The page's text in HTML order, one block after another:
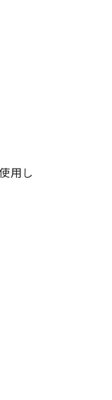
用し